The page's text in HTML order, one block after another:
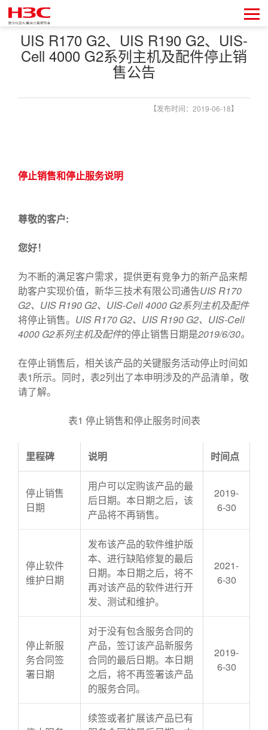
UIS R170 G2、UIS R190 G2、UIS-
Cell 4000 G2系列主机及配件停止销
售公告
【发布时间：2019-06-18】
停止销售和停止服务说明
尊敬的客户:
您好！
为不断的满足客户需求，提供更有竞争力的新产品来帮
助客户实现价值，新华三技术有限公司通告UIS R170
G2、UIS R190 G2、UIS-Cell 4000 G2系列主机及配件
将停止销售。 UIS R170 G2、UIS R190 G2、UIS-Cell
4000 G2系列主机及配件的停止销售日期是2019/6/30。
在停止销售后，相关该产品的关键服务活动停止时间如
表1所示。同时，表2列出了本申明涉及的产品清单，敬
请了解。
表1 停止销售和停止服务时间表
里程碑 说明 时间点
停止销售
日期
用户可以定购该产品的最
后日期。本日期之后，该
产品将不再销售。
2019-
6-30
停止软件
维护日期
发布该产品的软件维护版
本、进行缺陷修复的最后
日期。本日期之后，将不
再对该产品的软件进行开
发、测试和维护。
2021-
6-30
停止新服
务合同签
署日期
对于没有包含服务合同的
产品，签订该产品新服务
合同的最后日期。本日期
之后，将不再签署该产品
的服务合同。
2019-
6-30
续签或者扩展该产品已有